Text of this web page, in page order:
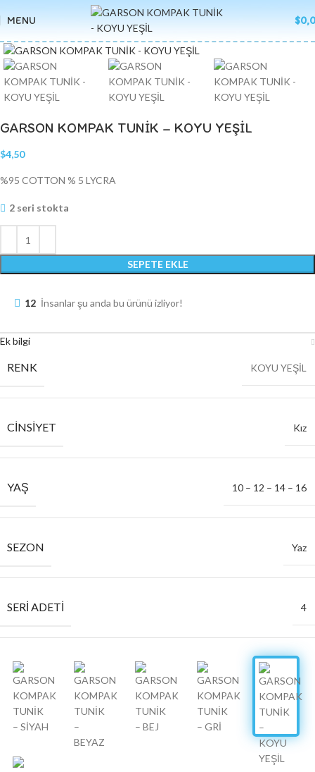
MENU $
Click to enlarge
GARSON KOMPAK TUNİK – KOYU YEŞİL
$4,50
%95 COTTON % 5 LYCRA
2 seri stokta
SEPETE EKLE
12 İnsanlar şu anda bu ürünü izliyor!
Ek bilgi
RENK KOYU YEŞİL
CINSIYET Kız
YAŞ 10 – 12 – 14 – 16
SEZON Yaz
SERI ADETI 4